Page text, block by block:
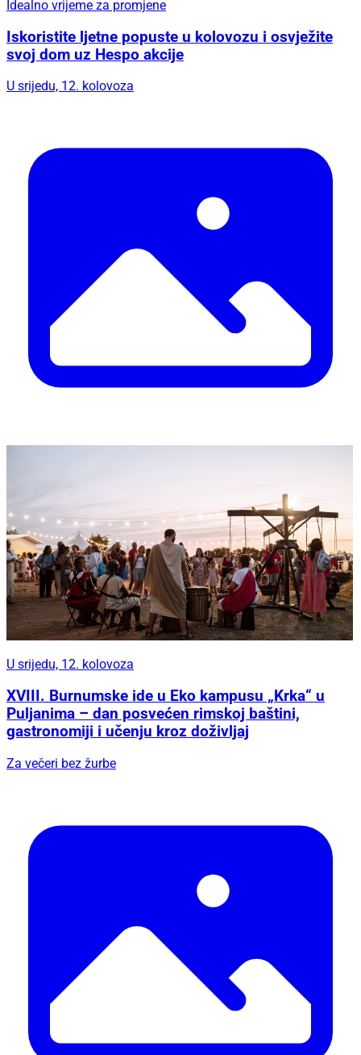
Idealno vrijeme za promjene
Iskoristite ljetne popuste u kolovozu i osvježite
svoj dom uz Hespo akcije
U srijedu, 12. kolovoza
U srijedu, 12. kolovoza
XVIII. Burnumske ide u Eko kampusu „Krka“ u
Puljanima – dan posvećen rimskoj baštini,
gastronomiji i učenju kroz doživljaj
Za večeri bez žurbe